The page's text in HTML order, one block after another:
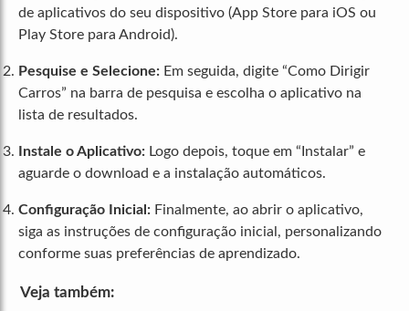
de aplicativos do seu dispositivo (App Store para iOS ou
Play Store para Android).
Pesquise e Selecione: Em seguida, digite “Como Dirigir
Carros” na barra de pesquisa e escolha o aplicativo na
lista de resultados.
Instale o Aplicativo: Logo depois, toque em “Instalar” e
aguarde o download e a instalação automáticos.
Configuração Inicial: Finalmente, ao abrir o aplicativo,
siga as instruções de configuração inicial, personalizando
conforme suas preferências de aprendizado.
Veja também: